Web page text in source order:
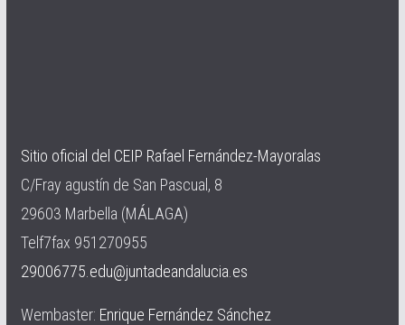
Sitio oficial del CEIP Rafael Fernández-Mayoralas
C/Fray agustín de San Pascual, 8
29603 Marbella (MÁLAGA)
Telf7fax 951270955
29006775.edu@juntadeandalucia.es
Wembaster: Enrique Fernández Sánchez